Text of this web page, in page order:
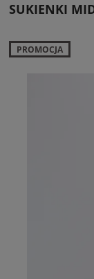
SUKIENKI
PROMOCJA